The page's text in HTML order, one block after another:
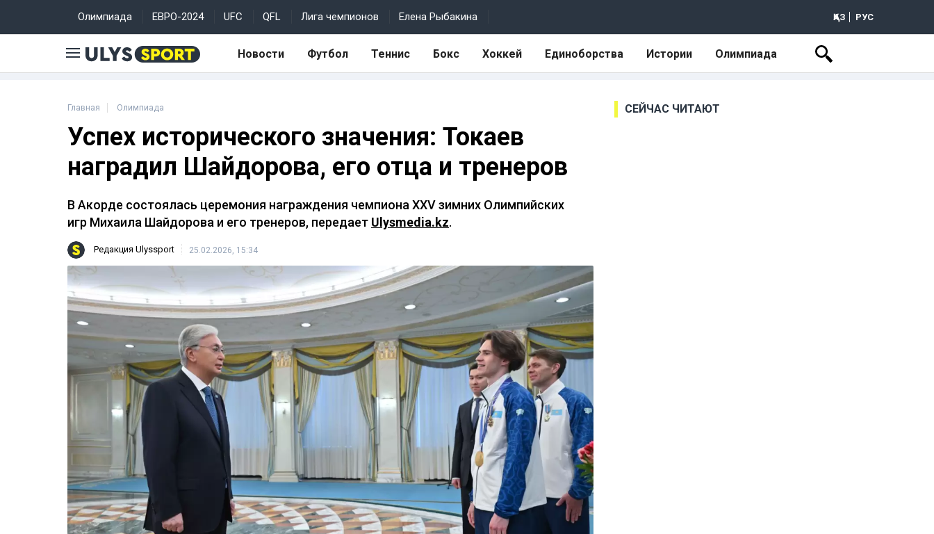
Олимпиада ЕВРО-2024 UFC QFL Лига чемпионов Елена Рыбакина ҚАЗ РУС
Новости Футбол Теннис Бокс Хоккей Единоборства Истории Олимпиада
Главная Олимпиада
Успех исторического значения: Токаев
наградил Шайдорова, его отца и тренеров
В Акорде состоялась церемония награждения чемпиона ХХV зимних Олимпийских
игр Михаила Шайдорова и его тренеров, передает Ulysmedia.kz.
Редакция Ulyssport 25.02.2026, 15:34
СЕЙЧАС ЧИТАЮТ